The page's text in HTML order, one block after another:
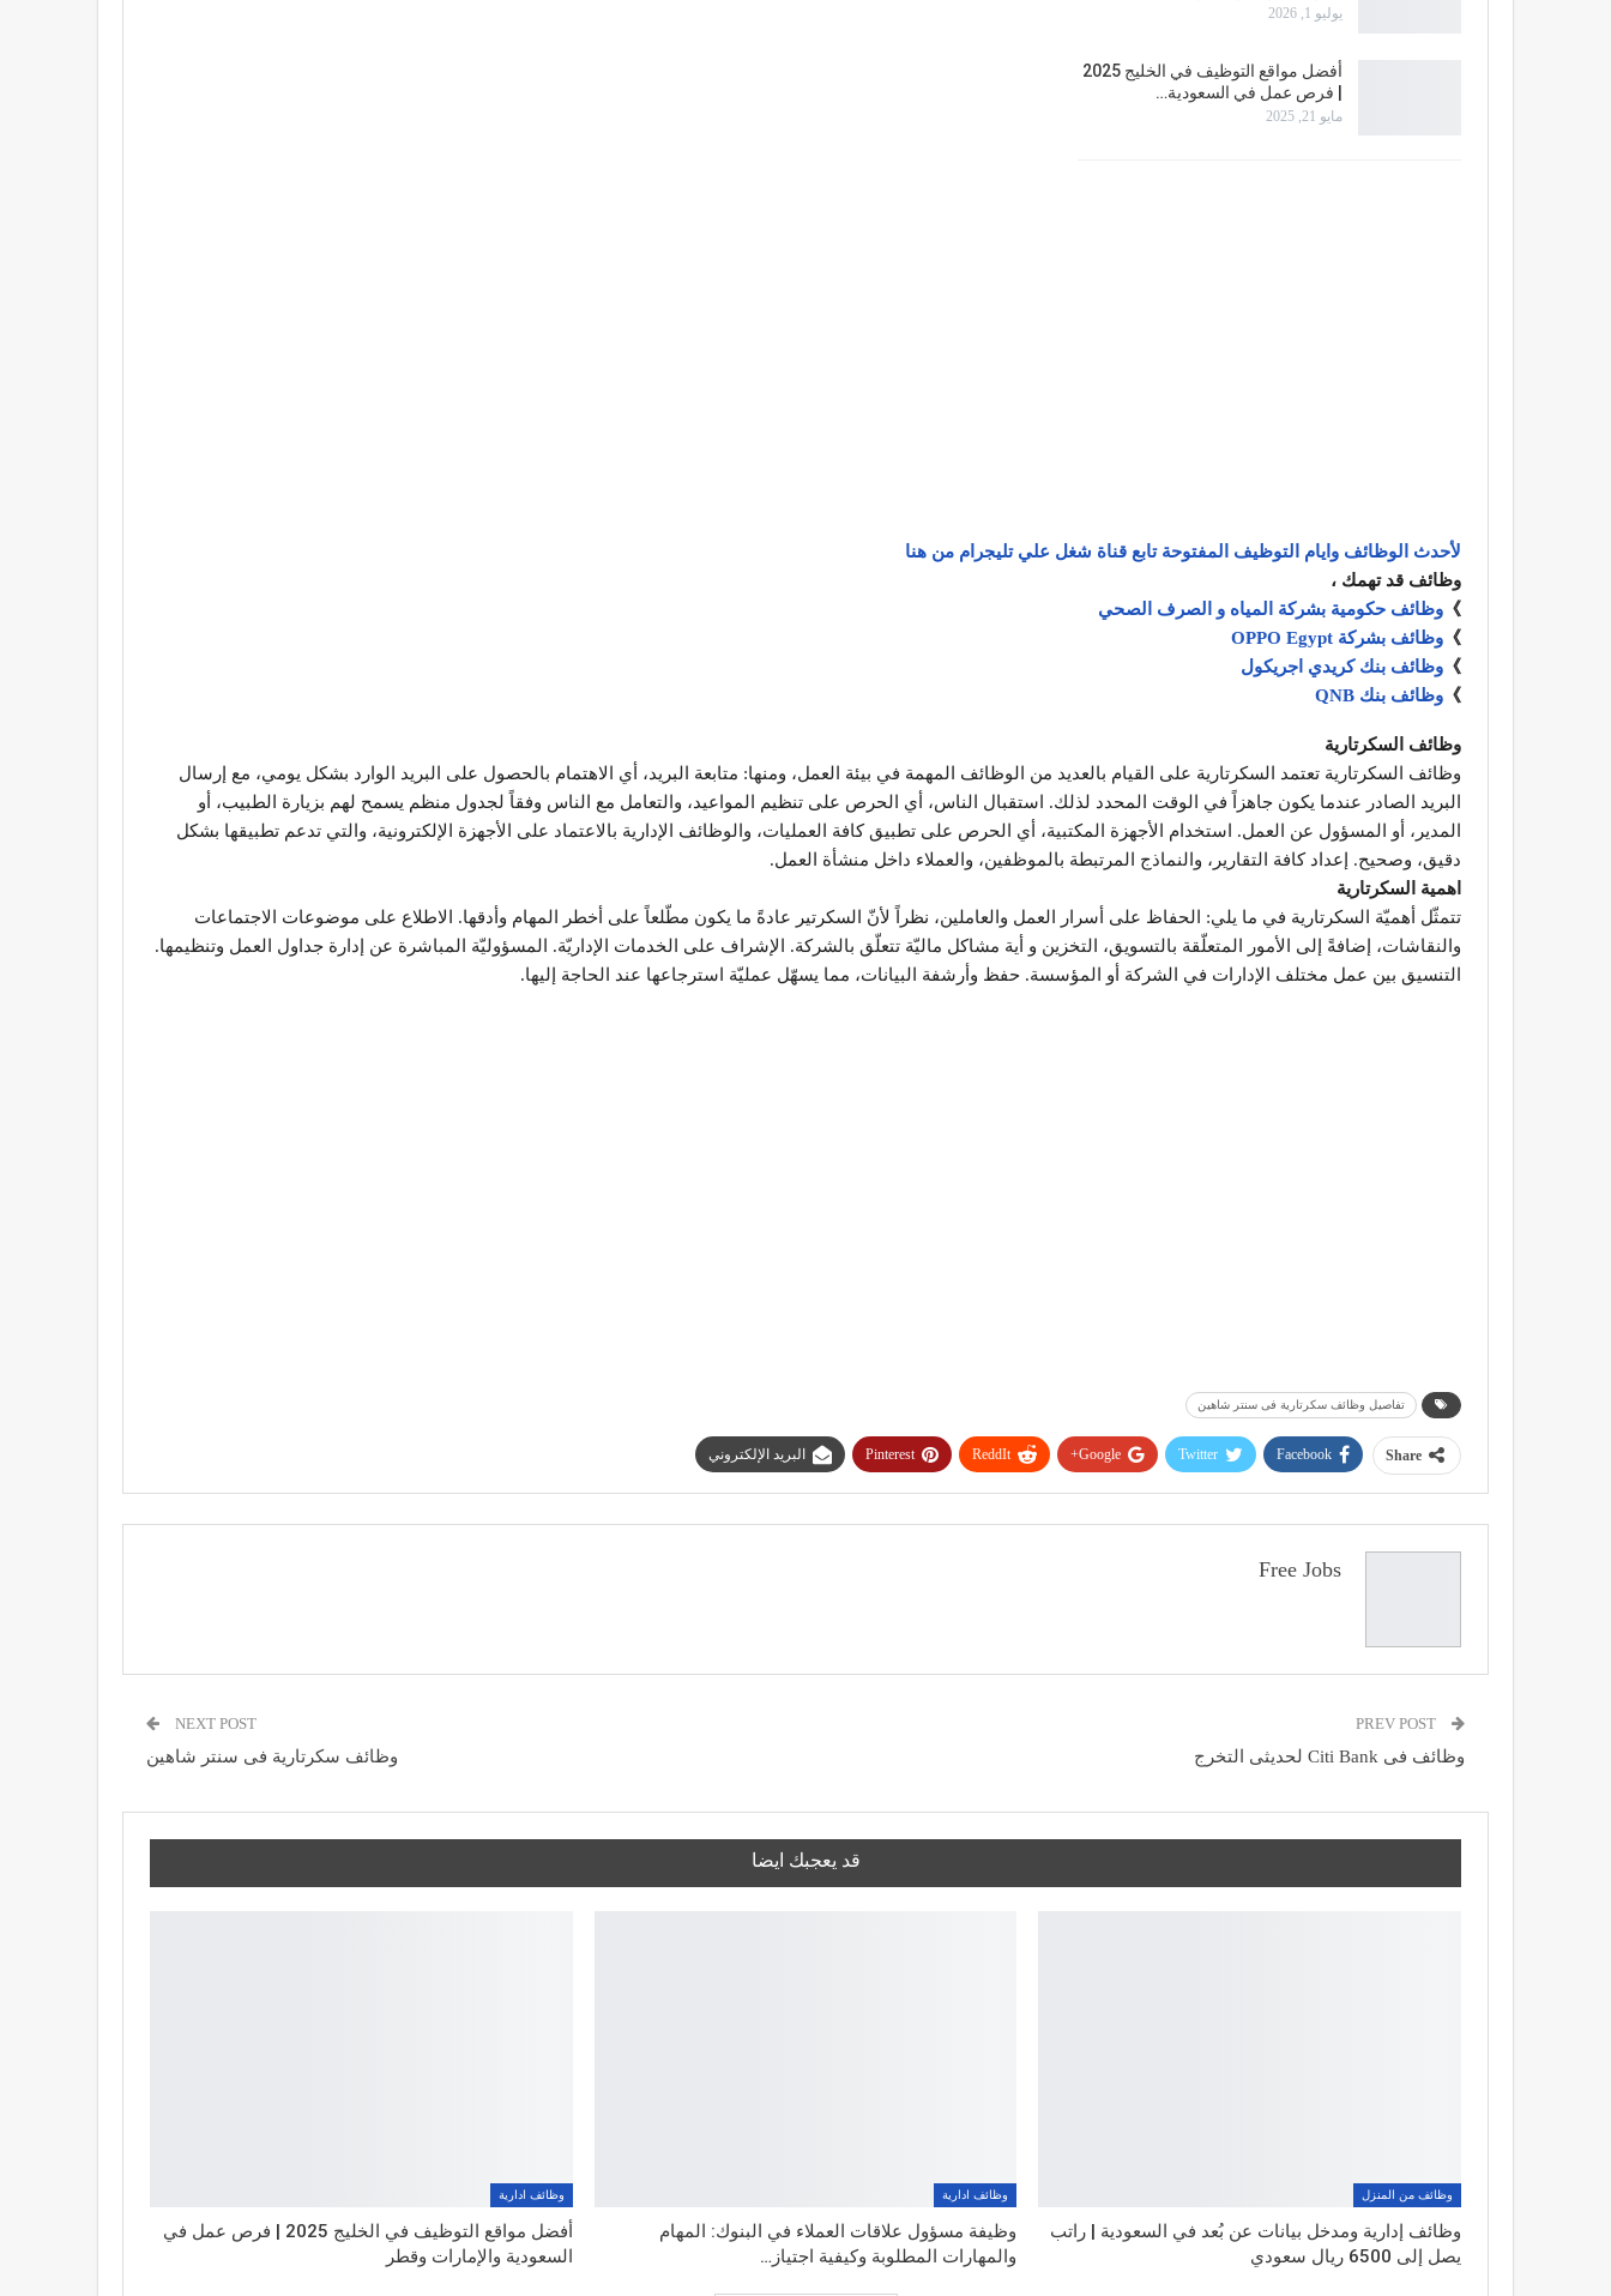
يوليو 1, 2026
أفضل مواقع التوظيف في الخليج 2025
| فرص عمل في السعودية…
مايو 21, 2025
لأحدث الوظائف وايام التوظيف المفتوحة تابع قناة شغل علي تليجرام من هنا
وظائف قد تهمك ،
》 وظائف حكومية بشركة المياه و الصرف الصحي
》 وظائف بشركة OPPO Egypt
》 وظائف بنك كريدي اجريكول
》 وظائف بنك QNB
وظائف السكرتارية
وظائف السكرتارية تعتمد السكرتارية على القيام بالعديد من الوظائف المهمة في بيئة العمل، ومنها: متابعة البريد، أي الاهتمام بالحصول على البريد الوارد بشكل يومي، مع إرسال
البريد الصادر عندما يكون جاهزاً في الوقت المحدد لذلك. استقبال الناس، أي الحرص على تنظيم المواعيد، والتعامل مع الناس وفقاً لجدول منظم يسمح لهم بزيارة الطبيب، أو
المدير، أو المسؤول عن العمل. استخدام الأجهزة المكتبية، أي الحرص على تطبيق كافة العمليات، والوظائف الإدارية بالاعتماد على الأجهزة الإلكترونية، والتي تدعم تطبيقها بشكل
دقيق، وصحيح. إعداد كافة التقارير، والنماذج المرتبطة بالموظفين، والعملاء داخل منشأة العمل.
اهمية السكرتارية
تتمثّل أهميّة السكرتارية في ما يلي: الحفاظ على أسرار العمل والعاملين، نظراً لأنّ السكرتير عادةً ما يكون مطّلعاً على أخطر المهام وأدقها. الاطلاع على موضوعات الاجتماعات
والنقاشات، إضافةً إلى الأمور المتعلّقة بالتسويق، التخزين و أية مشاكل ماليّة تتعلّق بالشركة. الإشراف على الخدمات الإداريّة. المسؤوليّة المباشرة عن إدارة جداول العمل وتنظيمها.
التنسيق بين عمل مختلف الإدارات في الشركة أو المؤسسة. حفظ وأرشفة البيانات، مما يسهّل عمليّة استرجاعها عند الحاجة إليها.
تفاصيل وظائف سكرتارية فى سنتر شاهين
Share
Facebook
Twitter
Google+
ReddIt
Pinterest البريد الإلكتروني
Free Jobs
وظائف فى Citi Bank لحديثى التخرج
NEXT POST
وظائف سكرتارية فى سنتر شاهين
قد يعجبك ايضا
وظائف من المنزل
وظائف إدارية ومدخل بيانات عن بُعد في السعودية | راتب
يصل إلى 6500 ريال سعودي
وظائف ادارية
وظيفة مسؤول علاقات العملاء في البنوك: المهام
والمهارات المطلوبة وكيفية اجتياز…
وظائف ادارية
أفضل مواقع التوظيف في الخليج 2025 | فرص عمل في
السعودية والإمارات وقطر